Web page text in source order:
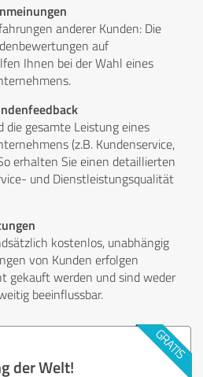
anderer Kunden: Die
auf
Ihnen bei der Wahl eines
die gesamte Leistung eines
(z.B. Kundenservice,
erhalten Sie einen detaillierten
und Dienstleistungsqualität
kostenlos, unabhängig
von Kunden erfolgen
gekauft werden und sind weder
beeinflussbar.
der Welt!